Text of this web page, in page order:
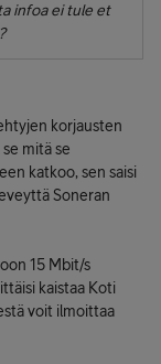
infoa ei tule et
korjausten
mitä se
katkoo, sen saisi
Soneran
15 Mbit/s
kaistaa Koti
voit ilmoittaa